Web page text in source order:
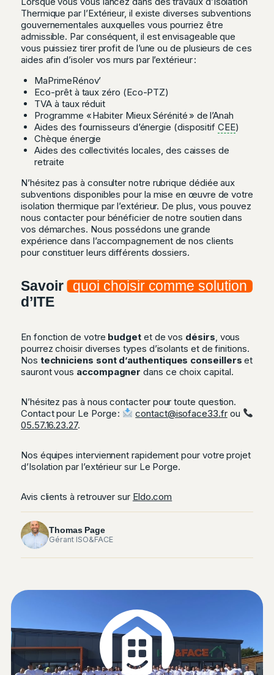
Thomas Page
Gérant ISO&FACE
Thermique par l’Extérieur, il existe diverses subventions
gouvernementales auxquelles vous pourriez être
admissible. Par conséquent, il est envisageable que
vous puissiez tirer profit de l’une ou de plusieurs de ces
aides afin d’isoler vos murs par l’extérieur :
MaPrimeRénov’
Eco-prêt à taux zéro (Eco-PTZ)
TVA à taux réduit
Programme « Habiter Mieux Sérénité » de l’Anah
Aides des fournisseurs d’énergie (dispositifCEE)
Chèque énergie
Aides des collectivités locales, des caisses de
retraite
N’hésitez pas à consulter notre rubrique dédiée aux
subventions disponibles pour la mise en œuvre de votre
isolation thermique par l’extérieur. De plus, vous pouvez
nous contacter pour bénéficier de notre soutien dans
vos démarches. Nous possédons une grande
expérience dans l’accompagnement de nos clients
pour constituer leurs différents dossiers.
Savoir quoi choisir comme solution
d’ITE
En fonction de votre budget et de vos désirs, vous
pourrez choisir diverses types d’isolants et de finitions.
Nos techniciens sont d’authentiques conseillers et
sauront vous accompagner dans ce choix capital.
N’hésitez pas à nous contacter pour toute question.
Contact pour Le Porge :
contact@isoface33.fr ou
05.57.16.23.27.
Nos équipes interviennent rapidement pour votre projet
d’Isolation par l’extérieur sur Le Porge.
Avis clients à retrouver sur Eldo.com